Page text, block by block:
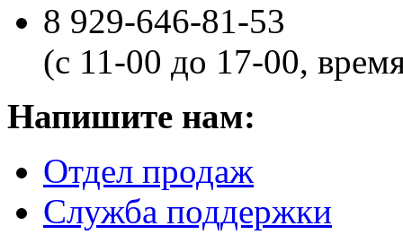
8 929-646-81-53
(с 11-00 до 17-00,
Напишите нам:
Отдел продаж
Служба поддержки